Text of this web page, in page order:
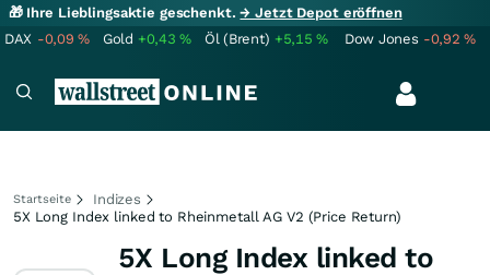
🎁 Ihre Lieblingsaktie geschenkt.→ Jetzt Depot eröffnen
DAX -0,09% Gold +0,43% Öl (Brent) +5,15% Dow Jones -0,92%
Startseite
Indizes
5X Long Index linked to Rheinmetall AG V2 (Price Return)
5X Long Index linked to